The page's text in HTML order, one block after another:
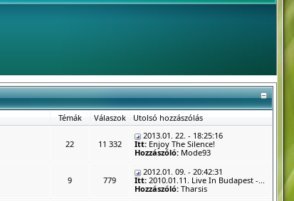
Témák Válaszok
Utolsó hozzászólás
22 11 332
2013.01. 22. - 18:25:16
Itt: Enjoy The Silence!
Hozzászóló: Mode93
9 779
2012.01. 09. - 20:42:31
Itt: 2010.01.11. Live In Budapest -...
Hozzászóló: Tharsis